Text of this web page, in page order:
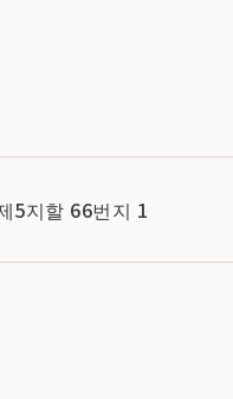
5지할 66번지 1